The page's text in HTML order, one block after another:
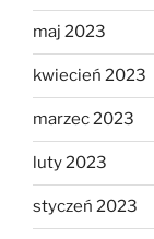
maj 2023
kwiecień 2023
marzec 2023
luty 2023
styczeń 2023